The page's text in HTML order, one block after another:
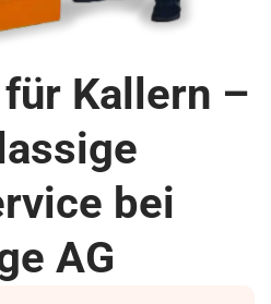
Kallern –
bei
AG